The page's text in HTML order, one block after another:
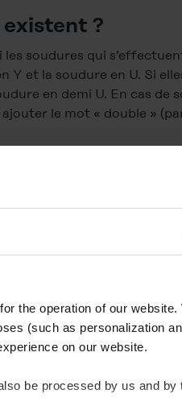
the operation of our
(such as personalization
on our website.
be processed by us and by
?
soudures qui
et la soudure en U. Si
en demi U. En cas de
le mot « double »
à bout sur bords droits
élevées.
en Y et soudure en U